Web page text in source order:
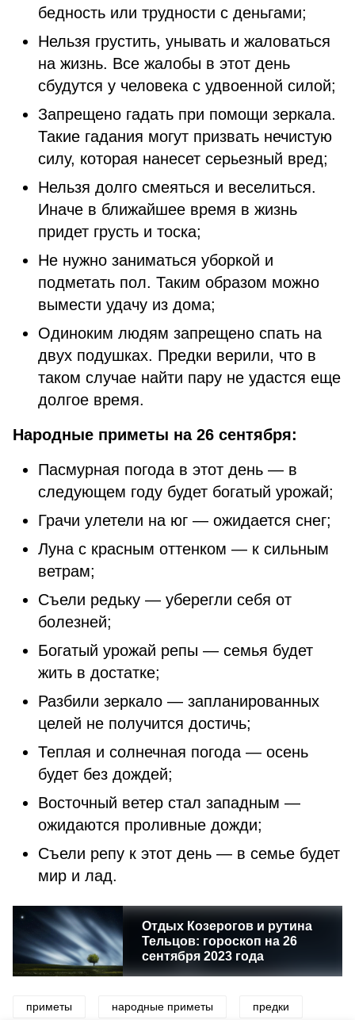
бедность или трудности с деньгами;
Нельзя грустить, унывать и жаловаться
на жизнь. Все жалобы в этот день
сбудутся у человека с удвоенной силой;
Запрещено гадать при помощи зеркала.
Такие гадания могут призвать нечистую
силу, которая нанесет серьезный вред;
Нельзя долго смеяться и веселиться.
Иначе в ближайшее время в жизнь
придет грусть и тоска;
Не нужно заниматься уборкой и
подметать пол. Таким образом можно
вымести удачу из дома;
Одиноким людям запрещено спать на
двух подушках. Предки верили, что в
таком случае найти пару не удастся еще
долгое время.
Народные приметы на 26 сентября:
Пасмурная погода в этот день — в
следующем году будет богатый урожай;
Грачи улетели на юг — ожидается снег;
Луна с красным оттенком — к сильным
ветрам;
Съели редьку — уберегли себя от
болезней;
Богатый урожай репы — семья будет
жить в достатке;
Разбили зеркало — запланированных
целей не получится достичь;
Теплая и солнечная погода — осень
будет без дождей;
Восточный ветер стал западным —
ожидаются проливные дожди;
Съели репу к этот день — в семье будет
мир и лад.
Отдых Козерогов и рутина
Тельцов: гороскоп на 26
сентября 2023 года
приметы народные приметы предки